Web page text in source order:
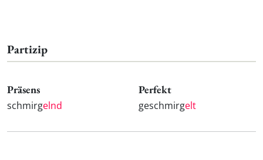
Partizip
Präsens
schmirgelnd
Perfekt
geschmirgelt